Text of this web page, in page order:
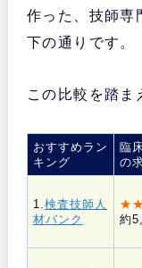
作った、技師専
下の通りです。
この比較を踏ま
おすすめラン
キング
臨
の
1.検査技師人
材バンク
約